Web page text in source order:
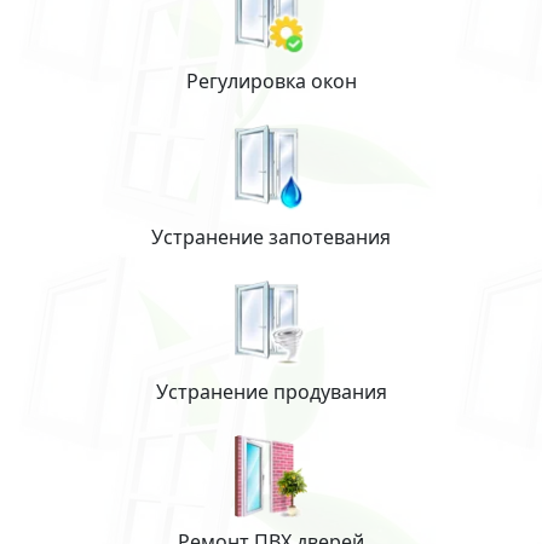
Регулировка окон
Устранение запотевания
Устранение продувания